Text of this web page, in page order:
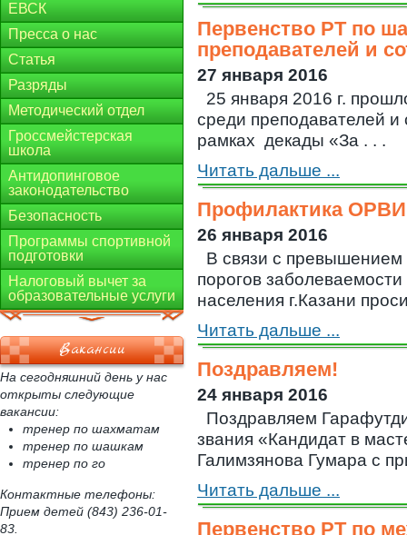
ЕВСК
Пресса о нас
Статья
Разряды
Методический отдел
Гроссмейстерская
школа
Антидопинговое
законодательство
Безопасность
Программы спортивной
подготовки
Налоговый вычет за
образовательные услуги
Вакансии
На сегодняшний день у нас
открыты следующие
вакансии:
тренер по шахматам
тренер по шашкам
тренер по го
Контактные телефоны:
Прием детей (843) 236-01-
83.
Первенство РТ по
преподавателей и
27 января 2016
25 января 2016 г.
среди преподавателей
рамках декады «За . . .
Читать дальше ...
Профилактика
26 января 2016
В связи с превышением
порогов
населения г.Казани
Читать дальше ...
Поздравляем!
24 января 2016
Поздравляем
звания «Кандидат в
Галимзянова Гумара с
Читать дальше ...
Первенство РТ по